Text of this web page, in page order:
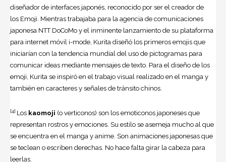
diseñador de interfaces japonés, reconocido por ser el creador de
los Emoji. Mientras trabajaba para la agencia de comunicaciones
japonesa NTT DoCoMo y el inminente lanzamiento de su plataforma
para internet móvil i-mode, Kurita diseñó los primeros emojis que
iniciarían con la tendencia mundial del uso de pictogramas para
comunicar ideas mediante mensajes de texto. Para el diseño de los
emoji, Kurita se inspiró en el trabajo visual realizado en el manga y
también en caracteres y señales de tránsito chinos.
[4] Los kaomoji (o verticonos) son los emoticonos japoneses que
representan rostros y emociones. Su estilo se asemeja mucho al que
se encuentra en el manga y anime. Son animaciones japonesas que
se teclean o escriben derechas. No hace falta girar la cabeza para
leerlas.